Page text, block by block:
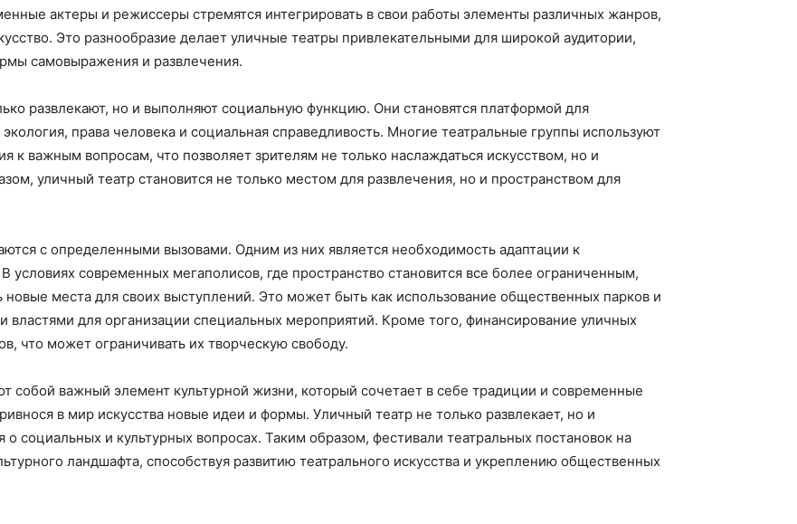
актеры и режиссеры стремятся интегрировать в свои работы элементы различных жанров,
Это разнообразие делает уличные театры привлекательными для широкой аудитории,
самовыражения и развлечения.
развлекают, но и выполняют социальную функцию. Они становятся платформой для
права человека и социальная справедливость. Многие театральные группы используют
к важным вопросам, что позволяет зрителям не только наслаждаться искусством, но и
уличный театр становится не только местом для развлечения, но и пространством для
с определенными вызовами. Одним из них является необходимость адаптации к
современных мегаполисов, где пространство становится все более ограниченным,
места для своих выступлений. Это может быть как использование общественных парков и
властями для организации специальных мероприятий. Кроме того, финансирование уличных
что может ограничивать их творческую свободу.
собой важный элемент культурной жизни, который сочетает в себе традиции и современные
в мир искусства новые идеи и формы. Уличный театр не только развлекает, но и
о социальных и культурных вопросах. Таким образом, фестивали театральных постановок на
ландшафта, способствуя развитию театрального искусства и укреплению общественных